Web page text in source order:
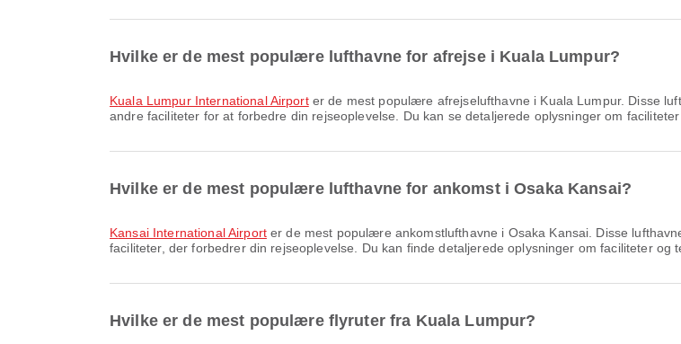
Hvilke er de mest populære lufthavne for afrejse i Kuala Lumpur?
Kuala Lumpur International Airporter de mest populære afrejselufthavne i Kuala Lumpur. Disse
andre faciliteter for at forbedre din rejseoplevelse. Du kan se detaljerede oplysninger om
Hvilke er de mest populære lufthavne for ankomst i Osaka Kansai?
Kansai International Airporter de mest populære ankomstlufthavne i Osaka Kansai. Disse
faciliteter, der forbedrer din rejseoplevelse. Du kan finde detaljerede oplysninger om faciliteter og
Hvilke er de mest populære flyruter fra Kuala Lumpur?